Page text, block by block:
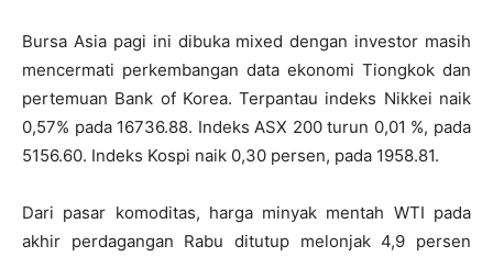
Bursa Asia pagi ini dibuka mixed dengan investor masih
mencermati perkembangan data ekonomi Tiongkok dan
pertemuan Bank of Korea. Terpantau indeks Nikkei naik
0,57% pada 16736.88. Indeks ASX 200 turun 0,01 %, pada
5156.60. Indeks Kospi naik 0,30 persen, pada 1958.81.
Dari pasar komoditas, harga minyak mentah WTI pada
akhir perdagangan Rabu ditutup melonjak 4,9 persen